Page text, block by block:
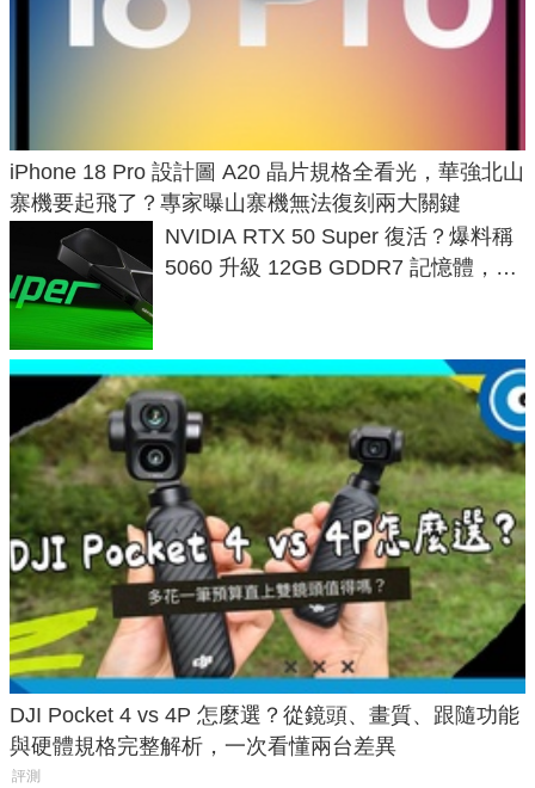
iPhone 18 Pro 設計圖 A20 晶片規格全看光，華強北山
寨機要起飛了？專家曝山寨機無法復刻兩大關鍵
NVIDIA RTX 50 Super 復活？爆料稱
5060 升級 12GB GDDR7 記憶體，這
DJI Pocket 4 vs 4P 怎麼選？從鏡頭、畫質、跟隨功能
與硬體規格完整解析，一次看懂兩台差異
評測